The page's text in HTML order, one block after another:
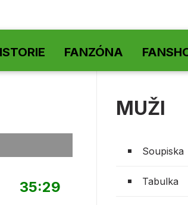
FANZÓNA
35:29
MUŽI
Soupiska
Tabulka